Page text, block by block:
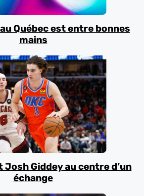
Québec est entre bonnes
mains
Josh Giddey au centre d’un
échange